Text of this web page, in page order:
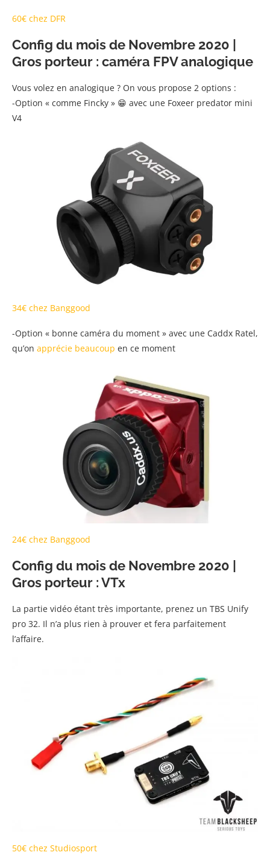
60€ chez DFR
Config du mois de Novembre 2020 |
Gros porteur : caméra FPV analogique
Vous volez en analogique ? On vous propose 2 options :
-Option « comme Fincky » 😁 avec une Foxeer predator mini
V4
34€ chez Banggood
-Option « bonne caméra du moment » avec une Caddx Ratel,
qu’on apprécie beaucoup en ce moment
24€ chez Banggood
Config du mois de Novembre 2020 |
Gros porteur : VTx
La partie vidéo étant très importante, prenez un TBS Unify
pro 32. Il n’a plus rien à prouver et fera parfaitement
l’affaire.
50€ chez Studiosport